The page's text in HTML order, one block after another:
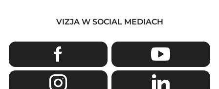
VIZJA W SOCIAL MEDIACH